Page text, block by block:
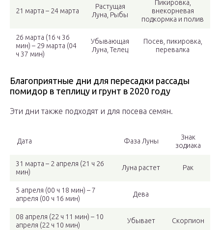
21 марта – 24 марта
Растущая
Луна, Рыбы
Пикировка,
внекорневая
подкормка и полив
26 марта (16 ч 36
мин) – 29 марта (04
ч 37 мин)
Убывающая
Луна, Телец
Посев, пикировка,
перевалка
Благоприятные дни для пересадки рассады
помидор в теплицу и грунт в 2020 году
Эти дни также подходят и для посева семян.
Дата Фаза Луны
Знак
зодиака
31 марта – 2 апреля (21 ч 26
мин)
Луна растет Рак
5 апреля (00 ч 18 мин) – 7
апреля (00 ч 16 мин)
Дева
08 апреля (22 ч 11 мин) – 10
апреля (22 ч 10 мин)
Убывает Скорпион